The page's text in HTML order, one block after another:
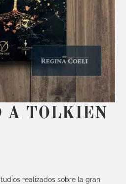
A TOLKIEN
realizados sobre la gran